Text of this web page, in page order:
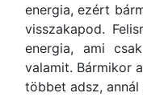
energia, ezért
visszakapod.
energia, ami
valamit. Bármikor
többet adsz,